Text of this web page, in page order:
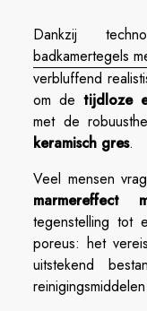
Dankzij
badkamertegels
verbluffend
om detijdloze
met de
keramisch gres.
Veel mensen
marmereffect
tegenstelling tot
poreus: het
uitstekend